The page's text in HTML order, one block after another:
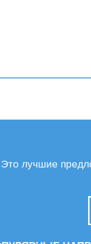
Это лучшие